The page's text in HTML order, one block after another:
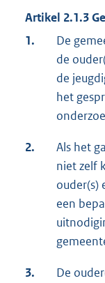
Artikel 2.1.3
1.
De
de
de
het
2.
Als het
niet zelf
ouder(s)
een
3.
De